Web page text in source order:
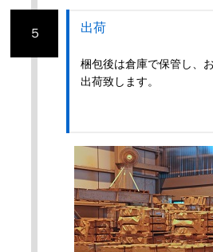
５ 出荷
梱包後は倉庫で保管し、
出荷致します。